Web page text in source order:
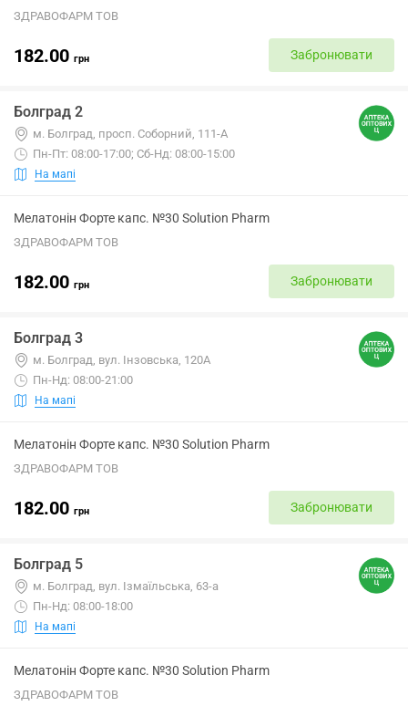
ЗДРАВОФАРМ ТОВ
182.00 грн Забронювати
Болград 2
м. Болград, просп. Соборний, 111-А
Пн-Пт: 08:00-17:00; Сб-Нд: 08:00-15:00
На мапі
Мелатонін Форте капс. №30 Solution Pharm
ЗДРАВОФАРМ ТОВ
182.00 грн Забронювати
Болград 3
м. Болград, вул. Інзовська, 120А
Пн-Нд: 08:00-21:00
На мапі
Мелатонін Форте капс. №30 Solution Pharm
ЗДРАВОФАРМ ТОВ
182.00 грн Забронювати
Болград 5
м. Болград, вул. Ізмаїльська, 63-а
Пн-Нд: 08:00-18:00
На мапі
Мелатонін Форте капс. №30 Solution Pharm
ЗДРАВОФАРМ ТОВ